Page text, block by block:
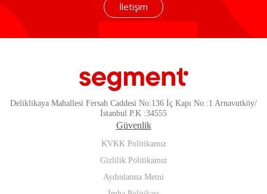
İletişim
Deliklikaya Mahallesi Fersah Caddesi No:136 İç Kapı No :1 Arnavutköy/
İstanbul P.K :34555
Güvenlik
KVKK Politikamız
Gizlilik Politikamız
Aydınlatma Metni